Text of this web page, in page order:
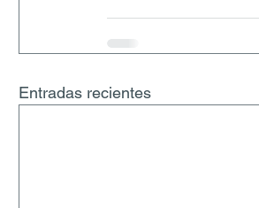
Entradas recientes